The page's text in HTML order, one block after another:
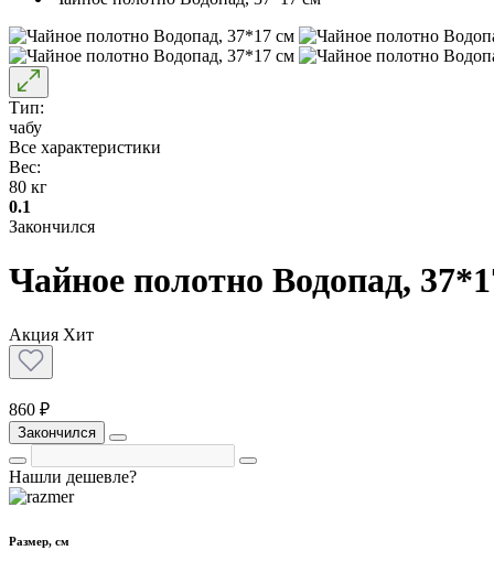
Тип:
чабу
Все характеристики
Вес:
80 кг
0.1
Закончился
Чайное полотно Водопад,
Акция Хит
860 ₽
Закончился
Нашли дешевле?
Размер, см